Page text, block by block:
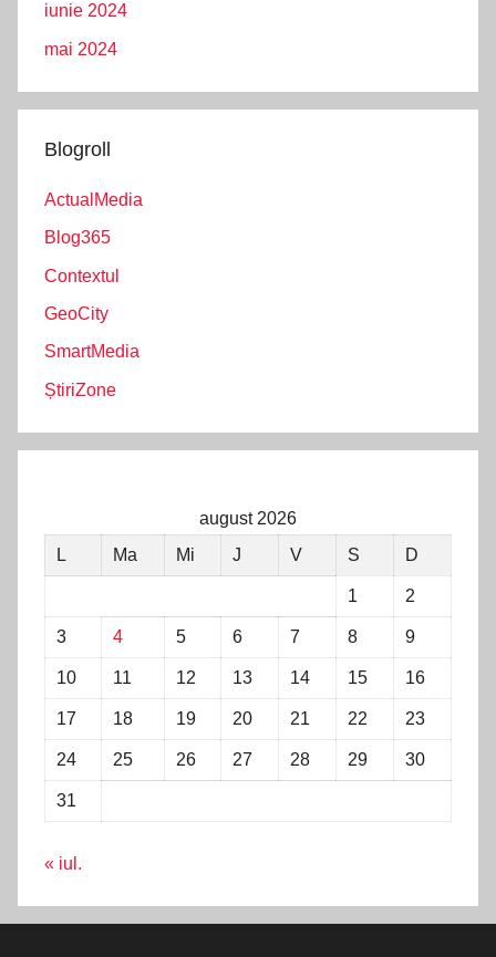
iunie 2024
mai 2024
Blogroll
ActualMedia
Blog365
Contextul
GeoCity
SmartMedia
ȘtiriZone
august 2026
L
Ma Mi J V S D
1 2
3 4 5 6 7 8 9
10 11 12 13 14 15 16
17 18 19 20 21 22 23
24 25 26 27 28 29 30
31
« iul.